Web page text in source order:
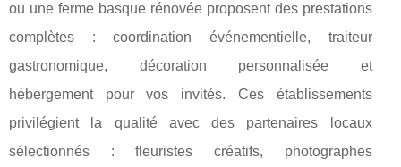
ou une ferme basque rénovée proposent des prestations
complètes : coordination événementielle, traiteur
gastronomique, décoration personnalisée et
hébergement pour vos invités. Ces établissements
privilégient la qualité avec des partenaires locaux
sélectionnés : fleuristes créatifs, photographes